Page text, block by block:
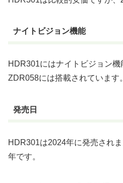
ナイトビジョン機能
HDR301にはナイトビジョン機
ZDR058には搭載されています。
発売日
HDR301は2024年に発売され
年です。